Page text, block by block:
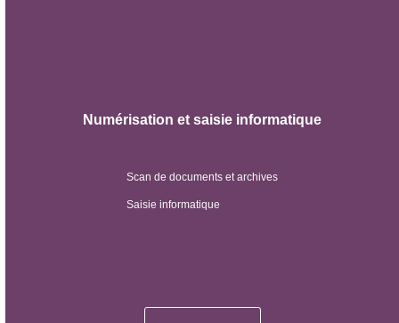
Numérisation et saisie informatique
Scan de documents et archives
Saisie informatique